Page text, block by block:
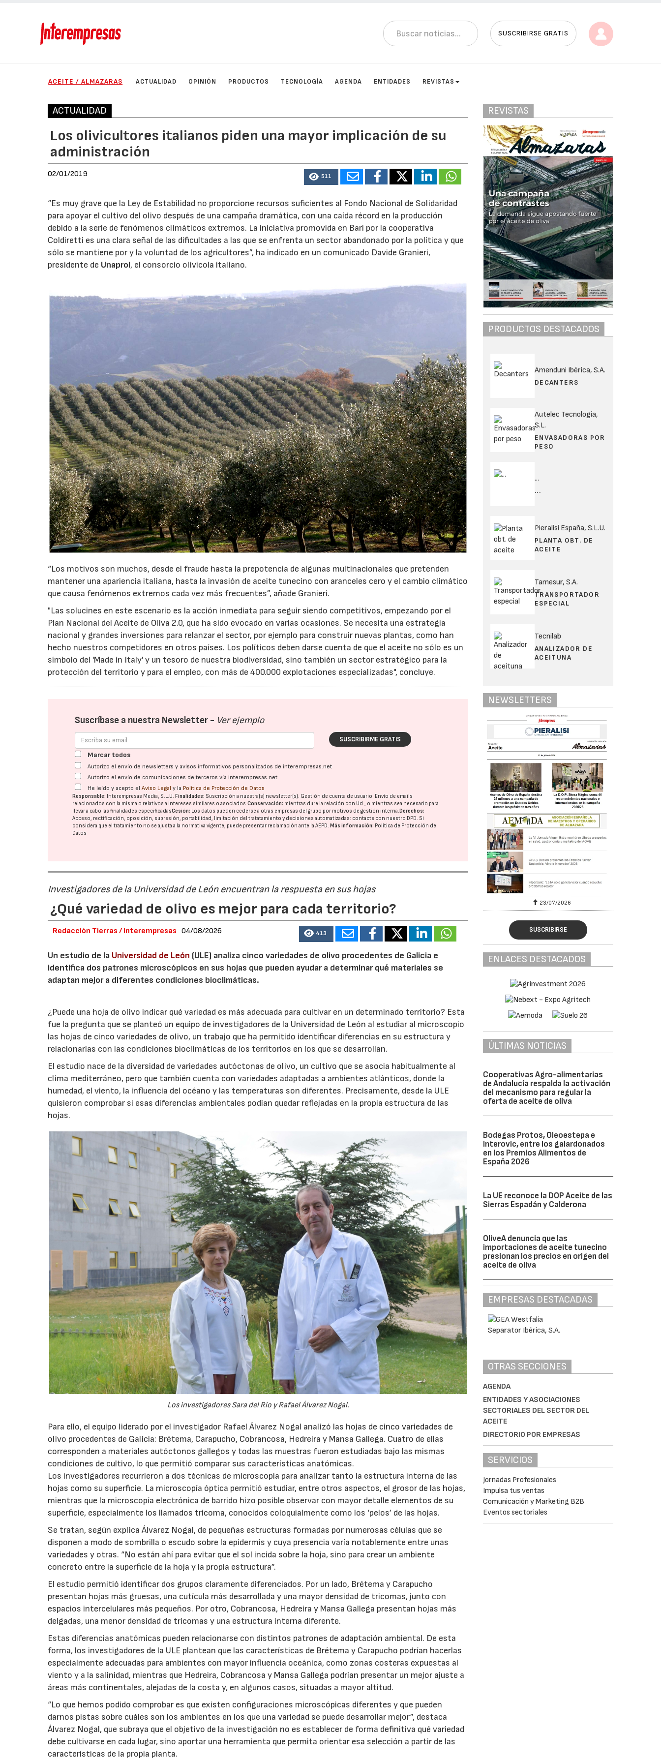
SUSCRIBIRSE GRATIS
ACEITE / ALMAZARAS ACTUALIDAD OPINIÓN PRODUCTOS TECNOLOGÍA AGENDA ENTIDADES REVISTAS
ACTUALIDAD
Los olivicultores italianos piden una mayor implicación de su
administración
02/01/2019 511
“Es muy grave que la Ley de Estabilidad no proporcione recursos suficientes al Fondo Nacional de Solidaridad
para apoyar el cultivo del olivo después de una campaña dramática, con una caída récord en la producción
debido a la serie de fenómenos climáticos extremos. La iniciativa promovida en Bari por la cooperativa
Coldiretti es una clara señal de las dificultades a las que se enfrenta un sector abandonado por la política y que
sólo se mantiene por y la voluntad de los agricultores”, ha indicado en un comunicado Davide Granieri,
presidente de Unaprol, el consorcio olivícola italiano.
“Los motivos son muchos, desde el fraude hasta la prepotencia de algunas multinacionales que pretenden
mantener una apariencia italiana, hasta la invasión de aceite tunecino con aranceles cero y el cambio climático
que causa fenómenos extremos cada vez más frecuentes”, añade Granieri.
"Las solucines en este escenario es la acción inmediata para seguir siendo competitivos, empezando por el
Plan Nacional del Aceite de Oliva 2.0, que ha sido evocado en varias ocasiones. Se necesita una estrategia
nacional y grandes inversiones para relanzar el sector, por ejemplo para construir nuevas plantas, como han
hecho nuestros competidores en otros países. Los políticos deben darse cuenta de que el aceite no sólo es un
símbolo del 'Made in Italy' y un tesoro de nuestra biodiversidad, sino también un sector estratégico para la
protección del territorio y para el empleo, con más de 400.000 explotaciones especializadas", concluye.
Suscríbase a nuestra Newsletter - Ver ejemplo
SUSCRIBIRME GRATIS
Marcar todos
Autorizo el envío de newsletters y avisos informativos personalizados de interempresas.net
Autorizo el envío de comunicaciones de terceros vía interempresas.net
He leído y acepto elAviso Legal y la Política de Protección de Datos
Responsable: Interempresas Media, S.L.U.Finalidades: Suscripción a nuestra(s) newsletter(s). Gestión de cuenta de usuario. Envío de emails
relacionados con la misma o relativos a intereses similares o asociados.Conservación: mientras dure la relación con Ud., o mientras sea necesario para
llevar a cabo las finalidades especificadasCesión: Los datos pueden cederse a otras empresas del grupo por motivos de gestión interna.Derechos:
Acceso, rectificación, oposición, supresión, portabilidad, limitación del tratatamiento y decisiones automatizadas: contacte con nuestro DPD. Si
considera que el tratamiento no se ajusta a la normativa vigente, puede presentar reclamación ante laAEPD.Más información: Política de Protección de
Datos
Investigadores de la Universidad de León encuentran la respuesta en sus hojas
¿Qué variedad de olivo es mejor para cada territorio?
Redacción Tierras / Interempresas 04/08/2026 413
Un estudio de la Universidad de León (ULE) analiza cinco variedades de olivo procedentes de Galicia e
identifica dos patrones microscópicos en sus hojas que pueden ayudar a determinar qué materiales se
adaptan mejor a diferentes condiciones bioclimáticas.
¿Puede una hoja de olivo indicar qué variedad es más adecuada para cultivar en un determinado territorio? Esta
fue la pregunta que se planteó un equipo de investigadores de la Universidad de León al estudiar al microscopio
las hojas de cinco variedades de olivo, un trabajo que ha permitido identificar diferencias en su estructura y
relacionarlas con las condiciones bioclimáticas de los territorios en los que se desarrollan.
El estudio nace de la diversidad de variedades autóctonas de olivo, un cultivo que se asocia habitualmente al
clima mediterráneo, pero que también cuenta con variedades adaptadas a ambientes atlánticos, donde la
humedad, el viento, la influencia del océano y las temperaturas son diferentes. Precisamente, desde la ULE
quisieron comprobar si esas diferencias ambientales podían quedar reflejadas en la propia estructura de las
hojas.
Los investigadores Sara del Río y Rafael Álvarez Nogal.
Para ello, el equipo liderado por el investigador Rafael Álvarez Nogal analizó las hojas de cinco variedades de
olivo procedentes de Galicia: Brétema, Carapucho, Cobrancosa, Hedreira y Mansa Gallega. Cuatro de ellas
corresponden a materiales autóctonos gallegos y todas las muestras fueron estudiadas bajo las mismas
condiciones de cultivo, lo que permitió comparar sus características anatómicas.
Los investigadores recurrieron a dos técnicas de microscopía para analizar tanto la estructura interna de las
hojas como su superficie. La microscopía óptica permitió estudiar, entre otros aspectos, el grosor de las hojas,
mientras que la microscopía electrónica de barrido hizo posible observar con mayor detalle elementos de su
superficie, especialmente los llamados tricoma, conocidos coloquialmente como los ‘pelos’ de las hojas.
Se tratan, según explica Álvarez Nogal, de pequeñas estructuras formadas por numerosas células que se
disponen a modo de sombrilla o escudo sobre la epidermis y cuya presencia varía notablemente entre unas
variedades y otras. “No están ahí para evitar que el sol incida sobre la hoja, sino para crear un ambiente
concreto entre la superficie de la hoja y la propia estructura”.
El estudio permitió identificar dos grupos claramente diferenciados. Por un lado, Brétema y Carapucho
presentan hojas más gruesas, una cutícula más desarrollada y una mayor densidad de tricomas, junto con
espacios intercelulares más pequeños. Por otro, Cobrancosa, Hedreira y Mansa Gallega presentan hojas más
delgadas, una menor densidad de tricomas y una estructura interna diferente.
Estas diferencias anatómicas pueden relacionarse con distintos patrones de adaptación ambiental. De esta
forma, los investigadores de la ULE plantean que las características de Brétema y Carapucho podrían hacerlas
especialmente adecuadas para ambientes con mayor influencia oceánica, como zonas costeras expuestas al
viento y a la salinidad, mientras que Hedreira, Cobrancosa y Mansa Gallega podrían presentar un mejor ajuste a
áreas más continentales, alejadas de la costa y, en algunos casos, situadas a mayor altitud.
“Lo que hemos podido comprobar es que existen configuraciones microscópicas diferentes y que pueden
darnos pistas sobre cuáles son los ambientes en los que una variedad se puede desarrollar mejor”, destaca
Álvarez Nogal, que subraya que el objetivo de la investigación no es establecer de forma definitiva qué variedad
debe cultivarse en cada lugar, sino aportar una herramienta que permita orientar esa selección a partir de las
características de la propia planta.
REVISTAS
PRODUCTOS DESTACADOS
Amenduni Ibérica, S.A.
DECANTERS
Autelec Tecnología,
S.L.
ENVASADORAS POR
PESO
...
...
Pieralisi España, S.L.U.
PLANTA OBT. DE
ACEITE
Tamesur, S.A.
TRANSPORTADOR
ESPECIAL
Tecnilab
ANALIZADOR DE
ACEITUNA
NEWSLETTERS
23/07/2026
SUSCRIBIRSE
ENLACES DESTACADOS
ÚLTIMAS NOTICIAS
Cooperativas Agro-alimentarias
de Andalucía respalda la activación
del mecanismo para regular la
oferta de aceite de oliva
Bodegas Protos, Oleoestepa e
Interovic, entre los galardonados
en los Premios Alimentos de
España 2026
La UE reconoce la DOP Aceite de las
Sierras Espadán y Calderona
OliveA denuncia que las
importaciones de aceite tunecino
presionan los precios en origen del
aceite de oliva
EMPRESAS DESTACADAS
OTRAS SECCIONES
AGENDA
ENTIDADES Y ASOCIACIONES
SECTORIALES DEL SECTOR DEL
ACEITE
DIRECTORIO POR EMPRESAS
SERVICIOS
Jornadas Profesionales
Impulsa tus ventas
Comunicación y Marketing B2B
Eventos sectoriales